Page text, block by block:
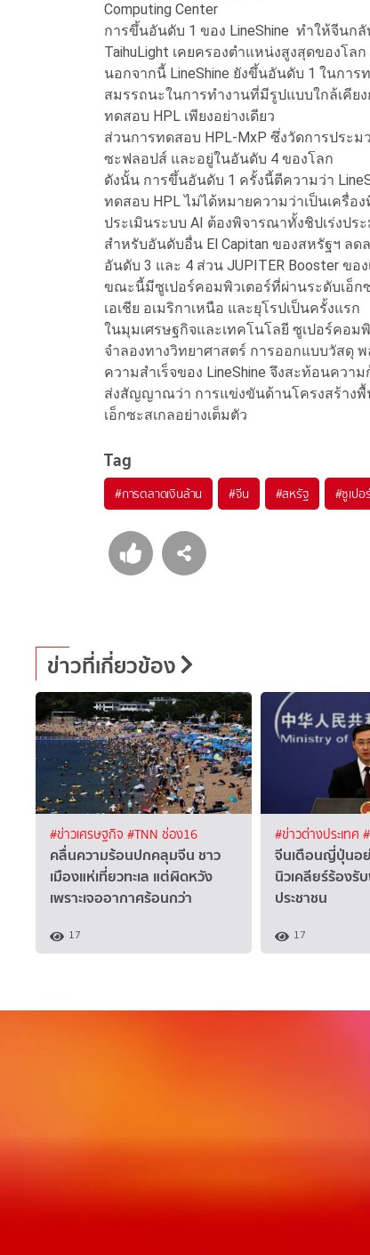
Computing Center
การขึ้นอันดับ 1 ของ LineShine ทำให้จีนกลั
TaihuLight เคยครองตำแหน่งสูงสุดของโลก
นอกจากนี้ LineShine ยังขึ้นอันดับ 1 ในการ
สมรรถนะในการทำงานที่มีรูปแบบใกล้เคี
ทดสอบ HPL เพียงอย่างเดียว
ส่วนการทดสอบ HPL-MxP ซึ่งวัดการประม
ซะฟลอปส์ และอยู่ในอันดับ 4 ของโลก
ดังนั้น การขึ้นอันดับ 1 ครั้งนี้ตีความว่า
ทดสอบ HPL ไม่ได้หมายความว่าเป็นเครื่อ
ประเมินระบบ AI ต้องพิจารณาทั้งชิปเร่งป
สำหรับอันดับอื่น El Capitan ของสหรัฐฯ ลด
อันดับ 3 และ 4 ส่วน JUPITER Booster ขอ
ขณะนี้มีซูเปอร์คอมพิวเตอร์ที่ผ่านระดับเอ็ก
เอเชีย อเมริกาเหนือ และยุโรปเป็นครั้งแรก
ในมุมเศรษฐกิจและเทคโนโลยี ซูเปอร์คอ
จำลองทางวิทยาศาสตร์ การออกแบบวัสดุ
ความสำเร็จของ LineShine จึงสะท้อนคว
ส่งสัญญาณว่า การแข่งขันด้านโครงสร้างพื้
เอ็กซะสเกลอย่างเต็มตัว
Tag
#การตลาดเงินล้าน #จีน #สหรัฐ #ซูเป
ข่าวที่เกี่ยวข้อง
#ข่าวเศรษฐกิจ #TNN ช่อง16
คลื่นความร้อนปกคลุมจีน ชาว
เมืองแห่เที่ยวทะเล แต่ผิดหวัง
เพราะเจออากาศร้อนกว่า
17
#ข่าวต่างประเทศ
จีนเตือนญี่ปุ่นอ
นิวเคลียร์ร้องรั
ประชาชน
17